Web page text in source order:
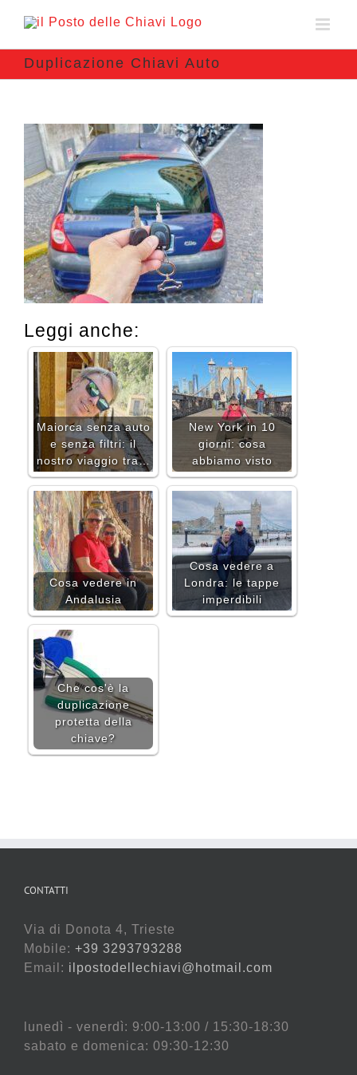
Duplicazione Chiavi Auto
Leggi anche:
Maiorca senza auto
e senza filtri: il
nostro viaggio tra…
New York in 10
giorni: cosa
abbiamo visto
Cosa vedere in
Andalusia
Cosa vedere a
Londra: le tappe
imperdibili
Che cos'è la
duplicazione
protetta della
chiave?
CONTATTI
Via di Donota 4, Trieste
Mobile: +39 3293793288
Email: ilpostodellechiavi@hotmail.com
lunedì - venerdì: 9:00-13:00 / 15:30-18:30
sabato e domenica: 09:30-12:30